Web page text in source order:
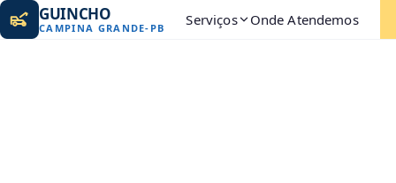
GUINCHO
CAMPINA GRANDE- PB Serviços Onde Atendemos